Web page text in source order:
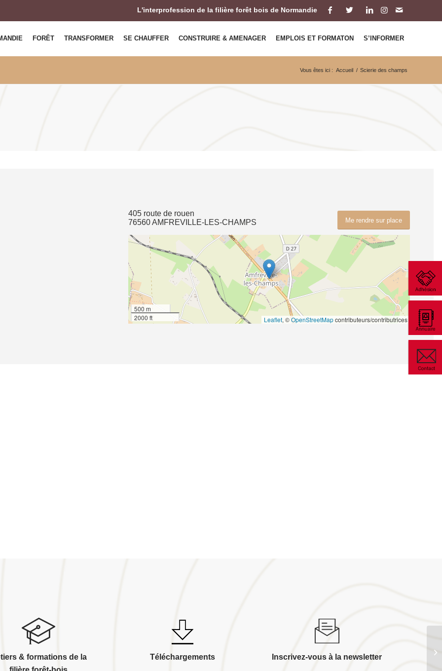
L'interprofession de la filière forêt bois de Normandie
FORÊT TRANSFORMER SE CHAUFFER CONSTRUIRE & AMENAGER EMPLOIS ET FORMATON S’INFORMER
Vous êtes ici : Accueil / Scierie des champs
Me rendre sur place
405 route de rouen
76560 AMFREVILLE-LES-CHAMPS
500 m
2000 ft
Leaflet, ©OpenStreetMapcontributeurs/contributrices
& formations de la
Téléchargements Inscrivez-vous à la newsletter